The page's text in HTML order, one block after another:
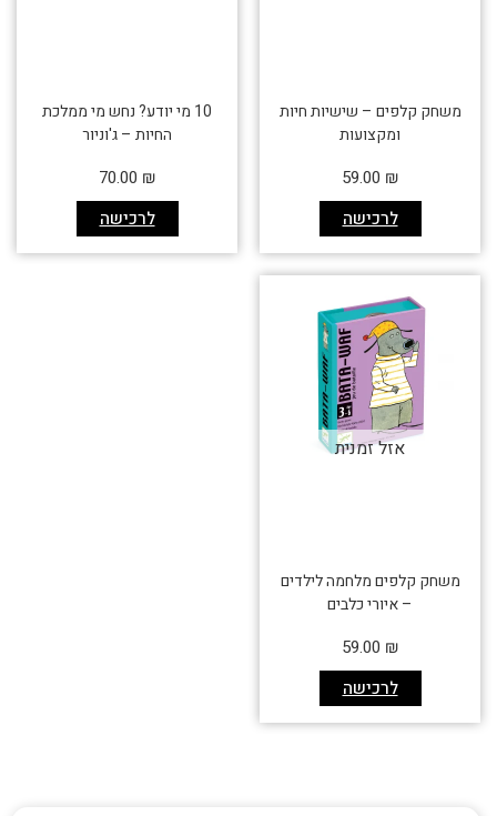
משחק קלפים – שישיות חיות
ומקצועות
לרכישה
59.00 ₪
10 מי יודע? נחש מי ממלכת
החיות – ג'וניור
לרכישה
70.00 ₪
אזל זמנית
משחק קלפים מלחמה לילדים
– איורי כלבים
לרכישה
59.00 ₪